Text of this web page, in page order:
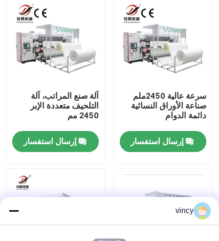
معلومات عنا
رقابة جودة
اتصل بنا
اطلب اقتباس
آلة غطاء السلاسل الحاسوبية
سرعة عالية 2450ملم
صناعة الأوراق النسائية
دائمة الدوام
إرسال استفسار
آلة صنع المراتب، آلة
التلحيف متعددة الإبر
2450 مم
إرسال استفسار
vincy